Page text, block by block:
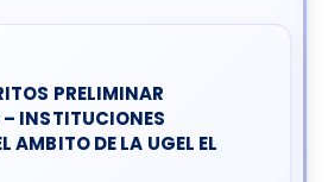
PRELIMINAR
INSTITUCIONES
AMBITO DE LA UGEL EL